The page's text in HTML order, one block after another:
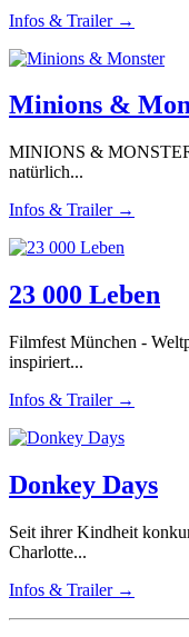
Infos & Trailer →
Minions &
MINIONS & MONSTER
natürlich...
Infos & Trailer →
23 000 Leben
Filmfest München -
inspiriert...
Infos & Trailer →
Donkey Days
Seit ihrer Kindheit
Charlotte...
Infos & Trailer →